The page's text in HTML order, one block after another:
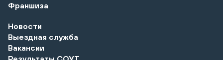
Франшиза
Новости
Выездная служба
Вакансии